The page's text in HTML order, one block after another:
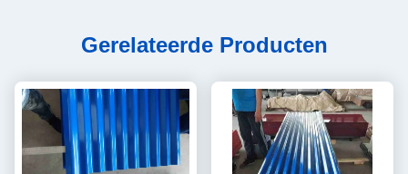
Gerelateerde Producten